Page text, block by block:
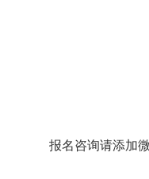
报名咨询请添加